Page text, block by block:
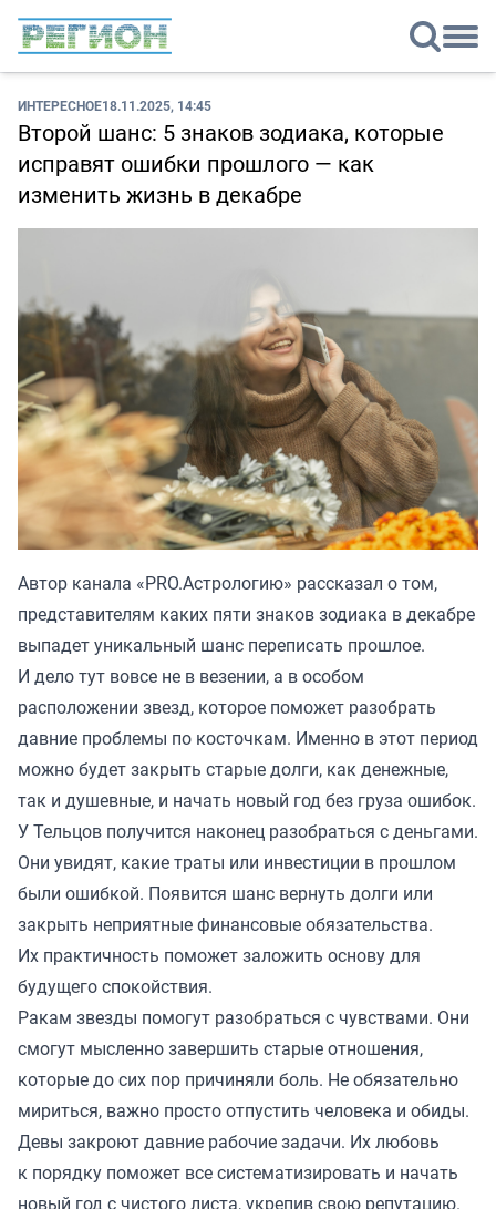
ИНТЕРЕСНОЕ18.11.2025, 14:45
Второй шанс: 5 знаков зодиака, которые
исправят ошибки прошлого — как
изменить жизнь в декабре
Автор канала «PRO.Астрологию» рассказал о том,
представителям каких пяти знаков зодиака в декабре
выпадет уникальный шанс переписать прошлое.
И дело тут вовсе не в везении, а в особом
расположении звезд, которое поможет разобрать
давние проблемы по косточкам. Именно в этот период
можно будет закрыть старые долги, как денежные,
так и душевные, и начать новый год без груза ошибок.
У Тельцов получится наконец разобраться с деньгами.
Они увидят, какие траты или инвестиции в прошлом
были ошибкой. Появится шанс вернуть долги или
закрыть неприятные финансовые обязательства.
Их практичность поможет заложить основу для
будущего спокойствия.
Ракам звезды помогут разобраться с чувствами. Они
смогут мысленно завершить старые отношения,
которые до сих пор причиняли боль. Не обязательно
мириться, важно просто отпустить человека и обиды.
Девы закроют давние рабочие задачи. Их любовь
к порядку поможет все систематизировать и начать
новый год с чистого листа, укрепив свою репутацию.